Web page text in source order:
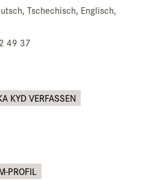
Tschechisch, Englisch,
49 37
KYD VERFASSEN
PROFIL